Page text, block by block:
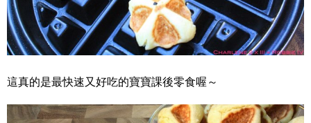
這真的是最快速又好吃的寶寶課後零食喔～